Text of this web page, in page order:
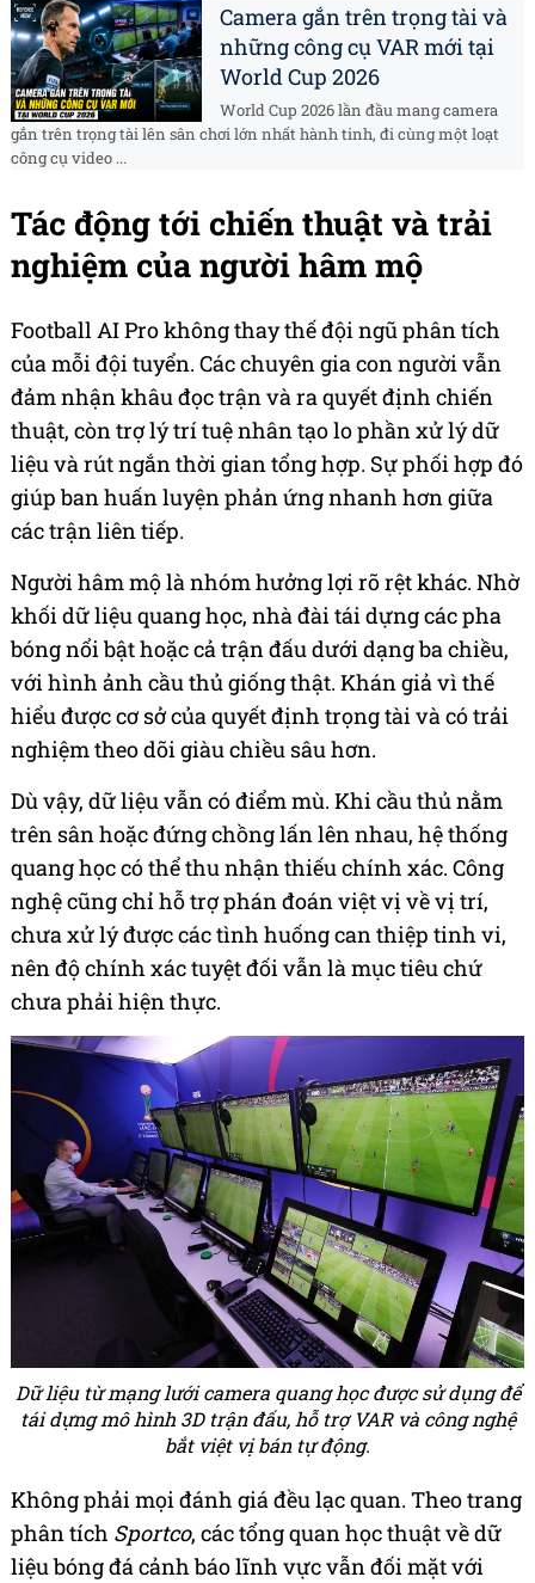
Camera gắn trên trọng tài và
những công cụ VAR mới tại
World Cup 2026
World Cup 2026 lần đầu mang camera
gắn trên trọng tài lên sân chơi lớn nhất hành tinh, đi cùng một loạt
công cụ video ...
Tác động tới chiến thuật và trải
nghiệm của người hâm mộ
Football AI Pro không thay thế đội ngũ phân tích
của mỗi đội tuyển. Các chuyên gia con người vẫn
đảm nhận khâu đọc trận và ra quyết định chiến
thuật, còn trợ lý trí tuệ nhân tạo lo phần xử lý dữ
liệu và rút ngắn thời gian tổng hợp. Sự phối hợp đó
giúp ban huấn luyện phản ứng nhanh hơn giữa
các trận liên tiếp.
Người hâm mộ là nhóm hưởng lợi rõ rệt khác. Nhờ
khối dữ liệu quang học, nhà đài tái dựng các pha
bóng nổi bật hoặc cả trận đấu dưới dạng ba chiều,
với hình ảnh cầu thủ giống thật. Khán giả vì thế
hiểu được cơ sở của quyết định trọng tài và có trải
nghiệm theo dõi giàu chiều sâu hơn.
Dù vậy, dữ liệu vẫn có điểm mù. Khi cầu thủ nằm
trên sân hoặc đứng chồng lấn lên nhau, hệ thống
quang học có thể thu nhận thiếu chính xác. Công
nghệ cũng chỉ hỗ trợ phán đoán việt vị về vị trí,
chưa xử lý được các tình huống can thiệp tinh vi,
nên độ chính xác tuyệt đối vẫn là mục tiêu chứ
chưa phải hiện thực.
Dữ liệu từ mạng lưới camera quang học được sử dụng để
tái dựng mô hình 3D trận đấu, hỗ trợ VAR và công nghệ
bắt việt vị bán tự động.
Không phải mọi đánh giá đều lạc quan. Theo trang
phân tích Sportco, các tổng quan học thuật về dữ
liệu bóng đá cảnh báo lĩnh vực vẫn đối mặt với